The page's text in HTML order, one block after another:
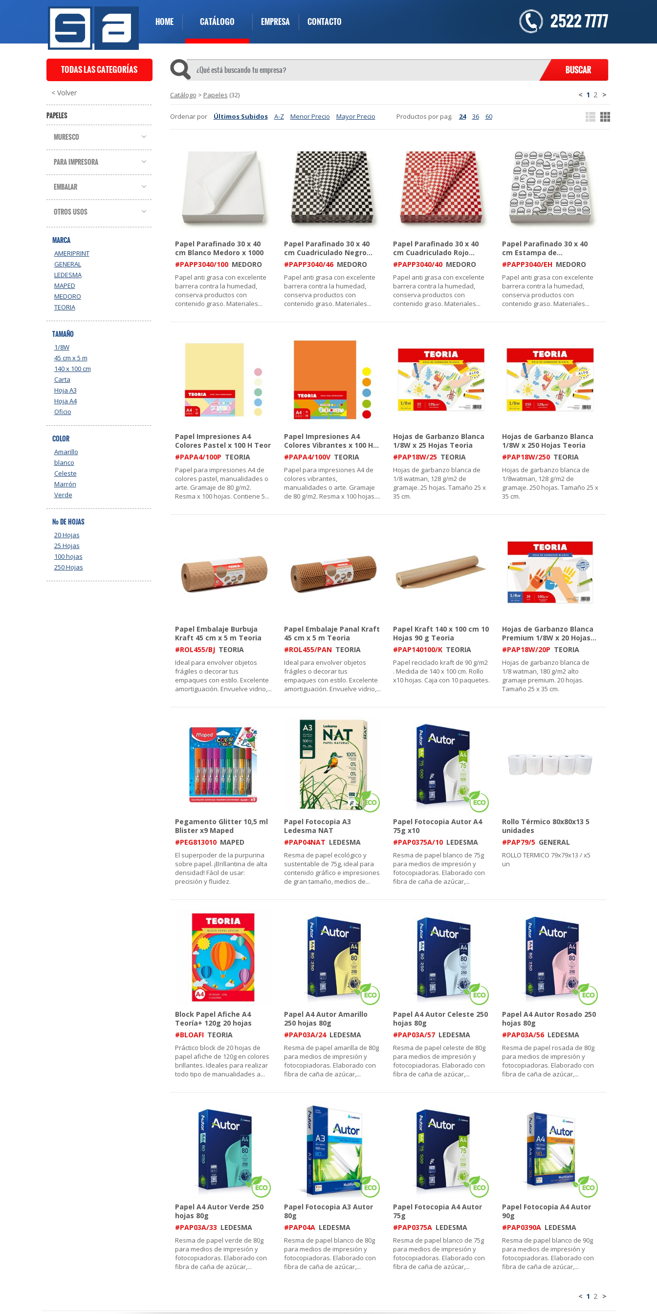
HOME CATÁLOGO EMPRESA CONTACTO 2522 7777
TODAS LAS CATEGORÍAS
< Volver
PAPELES
MURESCO
PARA IMPRESORA
EMBALAR
OTROS USOS
MARCA
AMERIPRINT
GENERAL
LEDESMA
MAPED
MEDORO
TEORIA
TAMAÑO
1/8W
45 cm x 5 m
140 x 100 cm
Carta
Hoja A3
Hoja A4
Oficio
COLOR
Amarillo
blanco
Celeste
Marrón
Verde
Nº DE HOJAS
20 Hojas
25 Hojas
100 hojas
250 Hojas
Catálogo > Papeles (32) < 1 2 >
Ordenar por Últimos Subidos A-Z Menor Precio Mayor Precio Productos por pag. 24 36 60
Papel Parafinado 30 x 40
cm Blanco Medoro x 1000
#PAPP3040/100 MEDORO
Papel anti grasa con excelente
barrera contra la humedad,
conserva productos con
contenido graso. Materiales...
Papel Parafinado 30 x 40
cm Cuadriculado Negro...
#PAPP3040/46 MEDORO
Papel anti grasa con excelente
barrera contra la humedad,
conserva productos con
contenido graso. Materiales...
Papel Parafinado 30 x 40
cm Cuadriculado Rojo...
#PAPP3040/40 MEDORO
Papel anti grasa con excelente
barrera contra la humedad,
conserva productos con
contenido graso. Materiales...
Papel Parafinado 30 x 40
cm Estampa de...
#PAPP3040/EH MEDORO
Papel anti grasa con excelente
barrera contra la humedad,
conserva productos con
contenido graso. Materiales...
Papel Impresiones A4
Colores Pastel x 100 H Teor
#PAPA4/100P TEORIA
Papel para impresiones A4 de
colores pastel, manualidades o
arte. Gramaje de 80 g/m2.
Resma x 100 hojas. Contiene 5...
Papel Impresiones A4
Colores Vibrantes x 100 H...
#PAPA4/100V TEORIA
Papel para impresiones A4 de
colores vibrantes,
manualidades o arte. Gramaje
de 80 g/m2. Resma x 100 hojas....
Hojas de Garbanzo Blanca
1/8W x 25 Hojas Teoria
#PAP18W/25 TEORIA
Hojas de garbanzo blanca de
1/8 watman, 128 g/m2 de
gramaje. 25 hojas. Tamaño 25 x
35 cm.
Hojas de Garbanzo Blanca
1/8W x 250 Hojas Teoria
#PAP18W/250 TEORIA
Hojas de garbanzo blanca de
1/8watman, 128 g/m2 de
gramaje. 250 hojas. Tamaño 25 x
35 cm.
Papel Embalaje Burbuja
Kraft 45 cm x 5 m Teoria
#ROL455/BJ TEORIA
Ideal para envolver objetos
frágiles o decorar tus
empaques con estilo. Excelente
amortiguación. Envuelve vidrio,...
Papel Embalaje Panal Kraft
45 cm x 5 m Teoria
#ROL455/PAN TEORIA
Ideal para envolver objetos
frágiles o decorar tus
empaques con estilo. Excelente
amortiguación. Envuelve vidrio,...
Papel Kraft 140 x 100 cm 10
Hojas 90 g Teoria
#PAP140100/K TEORIA
Papel reciclado kraft de 90 g/m2
. Medida de 140 x 100 cm. Rollo
x10 hojas. Caja con 10 paquetes.
Hojas de Garbanzo Blanca
Premium 1/8W x 20 Hojas...
#PAP18W/20P TEORIA
Hojas de garbanzo blanca de
1/8 watman, 180 g/m2 alto
gramaje premium. 20 hojas.
Tamaño 25 x 35 cm.
Pegamento Glitter 10,5 ml
Blister x9 Maped
#PEG813010 MAPED
El superpoder de la purpurina
sobre papel. ¡Brillantina de alta
densidad! Fácil de usar:
precisión y fluidez.
Papel Fotocopia A3
Ledesma NAT
#PAP04NAT LEDESMA
Resma de papel ecológico y
sustentable de 75g, ideal para
contenido gráfico e impresiones
de gran tamaño, medios de...
Papel Fotocopia Autor A4
75g x10
#PAP0375A/10 LEDESMA
Resma de papel blanco de 75g
para medios de impresión y
fotocopiadoras. Elaborado con
fibra de caña de azúcar,...
Rollo Térmico 80x80x13 5
unidades
#PAP79/5 GENERAL
ROLLO TERMICO 79x79x13 / x5
un
Block Papel Afiche A4
Teoría+ 120g 20 hojas
#BLOAFI TEORIA
Práctico block de 20 hojas de
papel afiche de 120g en colores
brillantes. Ideales para realizar
todo tipo de manualidades a...
Papel A4 Autor Amarillo
250 hojas 80g
#PAP03A/24 LEDESMA
Resma de papel amarilla de 80g
para medios de impresión y
fotocopiadoras. Elaborado con
fibra de caña de azúcar,...
Papel A4 Autor Celeste 250
hojas 80g
#PAP03A/57 LEDESMA
Resma de papel celeste de 80g
para medios de impresión y
fotocopiadoras. Elaborado con
fibra de caña de azúcar,...
Papel A4 Autor Rosado 250
hojas 80g
#PAP03A/56 LEDESMA
Resma de papel rosada de 80g
para medios de impresión y
fotocopiadoras. Elaborado con
fibra de caña de azúcar,...
Papel A4 Autor Verde 250
hojas 80g
#PAP03A/33 LEDESMA
Resma de papel verde de 80g
para medios de impresión y
fotocopiadoras. Elaborado con
fibra de caña de azúcar,...
Papel Fotocopia A3 Autor
80g
#PAP04A LEDESMA
Resma de papel blanco de 80g
para medios de impresión y
fotocopiadoras. Elaborado con
fibra de caña de azúcar,...
Papel Fotocopia A4 Autor
75g
#PAP0375A LEDESMA
Resma de papel blanco de 75g
para medios de impresión y
fotocopiadoras. Elaborado con
fibra de caña de azúcar,...
Papel Fotocopia A4 Autor
90g
#PAP0390A LEDESMA
Resma de papel blanco de 90g
para medios de impresión y
fotocopiadoras. Elaborado con
fibra de caña de azúcar,...
< 1 2 >